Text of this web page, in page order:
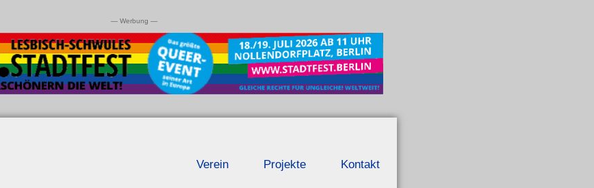
— Werbung —
Verein Projekte Kontakt